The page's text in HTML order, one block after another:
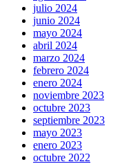
julio 2024
junio 2024
mayo 2024
abril 2024
marzo 2024
febrero 2024
enero 2024
noviembre 2023
octubre 2023
septiembre 2023
mayo 2023
enero 2023
octubre 2022